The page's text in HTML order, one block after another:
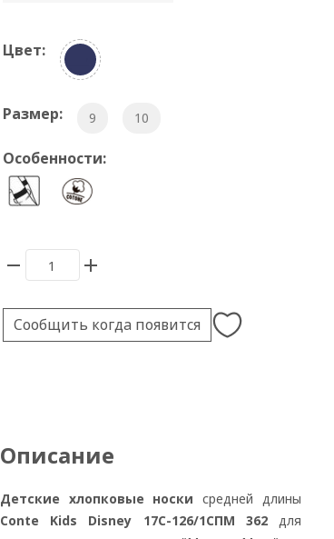
Цвет:
Размер: 9 10
Особенности:
Сообщить когда появится
Описание
Детские хлопковые носкисредней длины
Conte Kids Disney 17С-126/1СПМ 362 для